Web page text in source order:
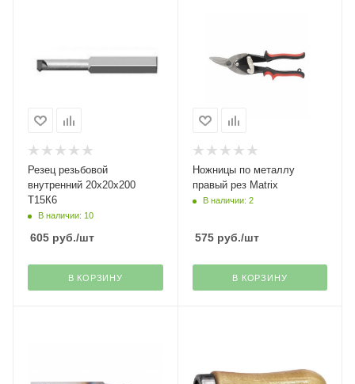
Резец резьбовой
внутренний 20х20х200
Т15К6
В наличии: 10
605 руб./шт
В КОРЗИНУ
Ножницы по металлу
правый рез Matrix
В наличии: 2
575руб./шт
В КОРЗИНУ